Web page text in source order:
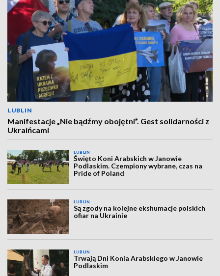
LUBLIN
Manifestacje „Nie bądźmy obojętni”. Gest solidarności z
Ukraińcami
LUBLIN
Święto Koni Arabskich w Janowie
Podlaskim. Czempiony wybrane, czas na
Pride of Poland
LUBLIN
Są zgody na kolejne ekshumacje polskich
ofiar na Ukrainie
LUBLIN
Trwają Dni Konia Arabskiego w Janowie
Podlaskim